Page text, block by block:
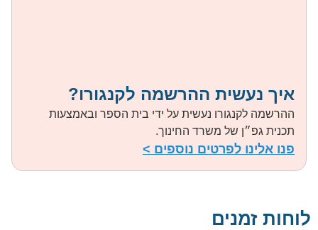
איך נעשית ההרשמה לקנגורו?
ההרשמה לקנגורו נעשית על ידי בית הספר ובאמצעות
תכנית גפ״ן של משרד החינוך.
פנו אלינו לפרטים נוספים >
לוחות זמנים